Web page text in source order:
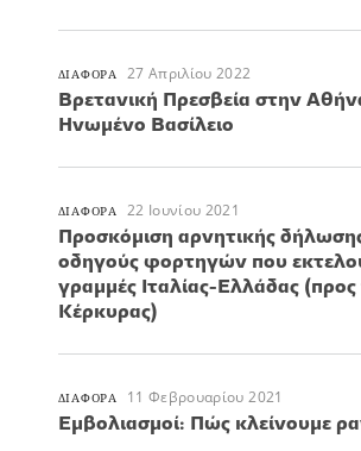
ΔΙΑΦΟΡΑ 27 Απριλίου 2022
Βρετανική Πρεσβεία στην
Ηνωμένο Βασίλειο
ΔΙΑΦΟΡΑ 22 Ιουνίου 2021
Προσκόμιση αρνητικής
οδηγούς φορτηγών που
γραμμές Ιταλίας-Ελλάδας
Κέρκυρας)
ΔΙΑΦΟΡΑ 11 Φεβρουαρίου 2021
Εμβολιασμοί: Πώς κλείνουμε